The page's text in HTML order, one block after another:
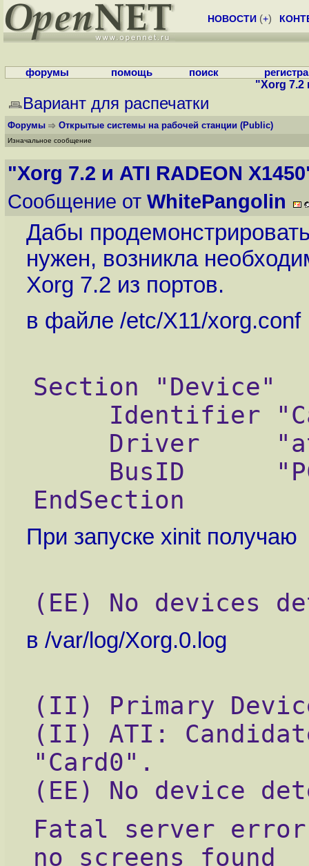
НОВОСТИ (+)
форумы помощь поиск
"Xorg 7.2
Вариант для распечатки
Форумы Открытые системы на рабочей станции (Public)
Изначальное сообщение
"Xorg 7.2 и ATI RADEON
Сообщение от WhitePangolin
Дабы
нужен, возникла
Xorg 7.2 из портов.
в файле /etc/X11/xorg.conf
Section "Device"
Identifier
Driver
BusID
EndSection
При запуске xinit получаю
(EE) No devices
в /var/log/Xorg.0.log
(II) Primary
(II) ATI:
"Card0".
(EE) No device
Fatal server
no screens found